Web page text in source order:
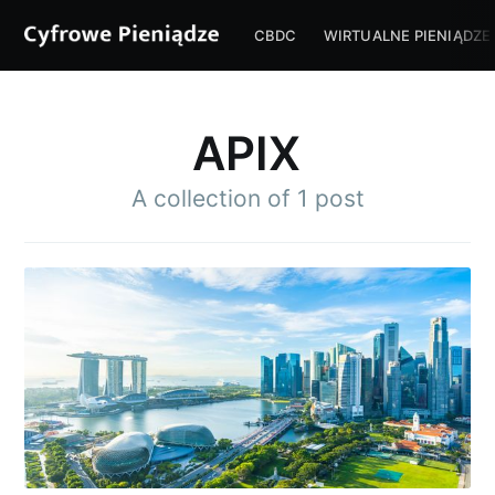
CBDC WIRTUALNE PIENIĄDZE
APIX
A collection of 1 post